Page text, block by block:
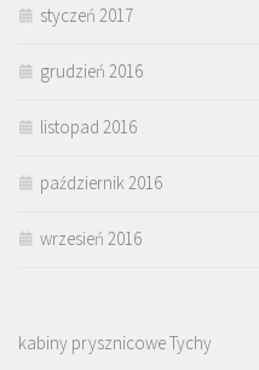
styczeń 2017
grudzień 2016
listopad 2016
październik 2016
wrzesień 2016
kabiny prysznicowe Tychy